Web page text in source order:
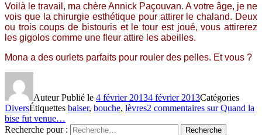
Voilà le travail, ma chère Annick Paçouvan. A votre âge, je ne
vois que la chirurgie esthétique pour attirer le chaland. Deux
ou trois coups de bistouris et le tour est joué, vous attirerez
les gigolos comme une fleur attire les abeilles.
Mona a des ourlets parfaits pour rouler des pelles. Et vous ?
AuteurPublié le 4 février 20134 février 2013Catégories
DiversÉtiquettes baiser, bouche, lèvres2 commentaires sur Quand la
bise fut venue…
Recherche pour :
Recherche